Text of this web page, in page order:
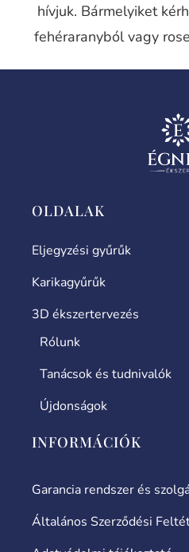
hívjuk. Bármelyiket
fehéraranyból vagy
OLDALAK
Eljegyzési gyűrűk
Karikagyűrűk
3D ékszertervezés
Rólunk
Tanácsok és tudnivalók
Újdonságok
INFORMÁCIÓK
Garancia rendszer és
Általános Szerződési